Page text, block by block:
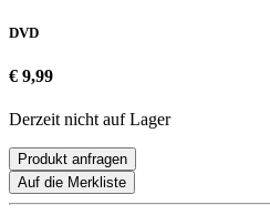
DVD
€ 9,99
Derzeit nicht auf Lager
Produkt anfragen
Auf die Merkliste